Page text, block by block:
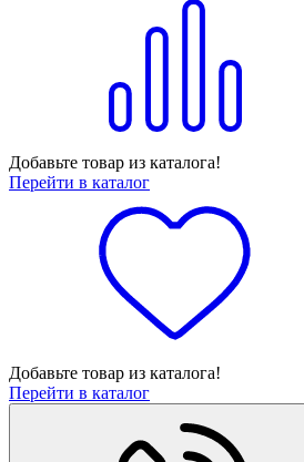
Добавьте товар из каталога!
Перейти в каталог
Добавьте товар из каталога!
Перейти в каталог